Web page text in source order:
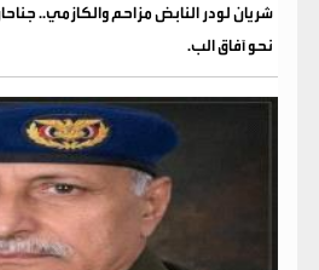
شريان لودر النابض مزاحم والكازمي..
نحو آفاق الب.